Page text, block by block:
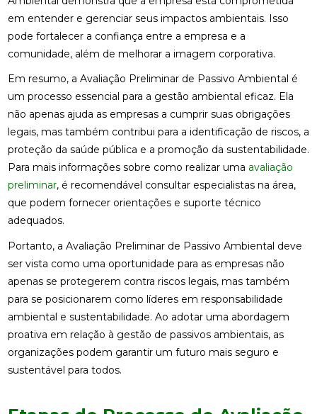
em entender e gerenciar seus impactos ambientais. Isso
pode fortalecer a confiança entre a empresa e a
comunidade, além de melhorar a imagem corporativa.
Em resumo, a Avaliação Preliminar de Passivo Ambiental é
um processo essencial para a gestão ambiental eficaz. Ela
não apenas ajuda as empresas a cumprir suas obrigações
legais, mas também contribui para a identificação de riscos, a
proteção da saúde pública e a promoção da sustentabilidade.
Para mais informações sobre como realizar uma avaliação
preliminar, é recomendável consultar especialistas na área,
que podem fornecer orientações e suporte técnico
adequados.
Portanto, a Avaliação Preliminar de Passivo Ambiental deve
ser vista como uma oportunidade para as empresas não
apenas se protegerem contra riscos legais, mas também
para se posicionarem como líderes em responsabilidade
ambiental e sustentabilidade. Ao adotar uma abordagem
proativa em relação à gestão de passivos ambientais, as
organizações podem garantir um futuro mais seguro e
sustentável para todos.